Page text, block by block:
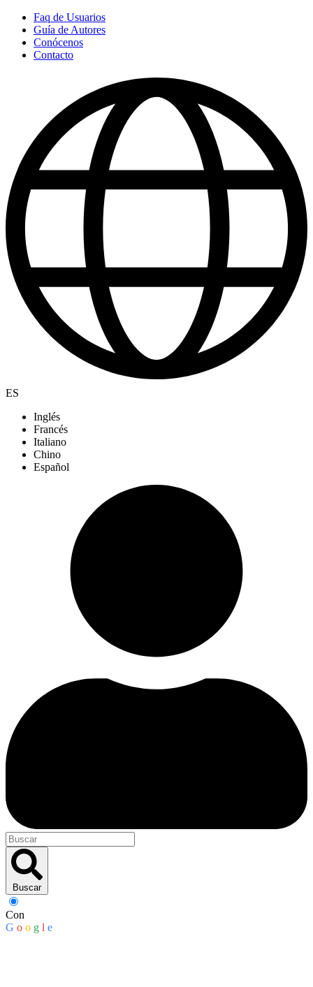
Faq de Usuarios
Guía de Autores
Conócenos
Contacto
ES
Inglés
Francés
Italiano
Chino
Español
Buscar
Con
G o o g l e